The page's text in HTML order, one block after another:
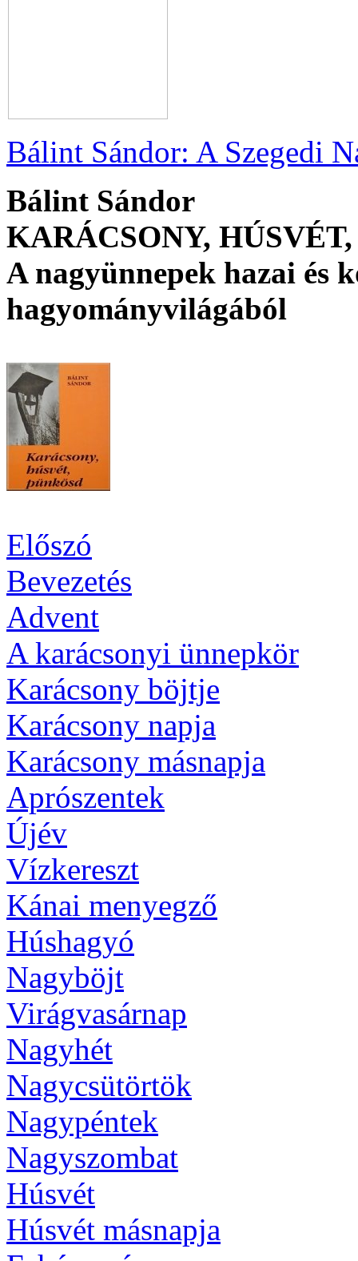
Bálint Sándor: A Szegedi
Bálint Sándor
KARÁCSONY,
A nagyünnepek hazai és
hagyományvilágából
Előszó
Bevezetés
Advent
A karácsonyi ünnepkör
Karácsony böjtje
Karácsony napja
Karácsony másnapja
Aprószentek
Újév
Vízkereszt
Kánai menyegző
Húshagyó
Nagyböjt
Virágvasárnap
Nagyhét
Nagycsütörtök
Nagypéntek
Nagyszombat
Húsvét
Húsvét másnapja